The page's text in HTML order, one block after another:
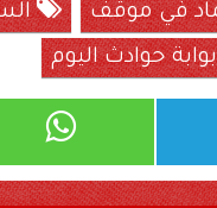
في موقف
حوادث اليوم